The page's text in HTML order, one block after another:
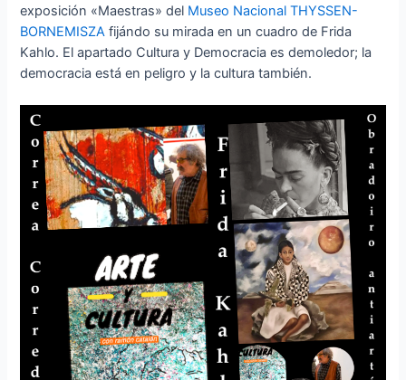
exposición «Maestras» del Museo Nacional THYSSEN-
BORNEMISZAfijándo su mirada en un cuadro de Frida
Kahlo. El apartado Cultura y Democracia es demoledor; la
democracia está en peligro y la cultura también.